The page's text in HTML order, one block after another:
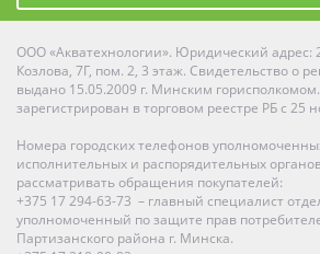
ООО «Акватехнологии». Юридический адрес:
Козлова, 7Г, пом. 2, 3 этаж. Свидетельство о
выдано 15.05.2009 г. Минским
зарегистрирован в торговом реестре РБ с 25
Номера городских телефонов
исполнительных и распорядительных
рассматривать обращения покупателей:
+375 17 294-63-73 – главный специалист
уполномоченный по защите прав
Партизанского района г. Минска.